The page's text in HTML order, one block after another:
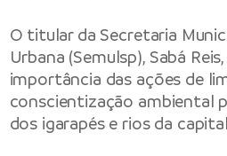
O titular da Secretaria
Urbana (Semulsp), Sabá
importância das ações de
conscientização ambiental
dos igarapés e rios da